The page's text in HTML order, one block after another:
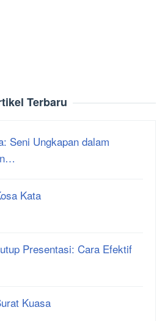
Terbaru
Seni Ungkapan dalam
Kata
Presentasi: Cara Efektif
Kuasa